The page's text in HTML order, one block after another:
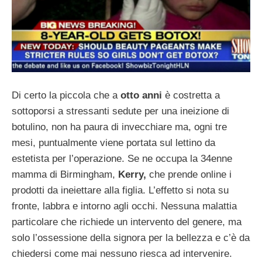
Di certo la piccola che a otto anni è costretta a
sottoporsi a stressanti sedute per una ineizione di
botulino, non ha paura di invecchiare ma, ogni tre
mesi, puntualmente viene portata sul lettino da
estetista per l’operazione. Se ne occupa la 34enne
mamma di Birmingham, Kerry, che prende online i
prodotti da ineiettare alla figlia. L’effetto si nota su
fronte, labbra e intorno agli occhi. Nessuna malattia
particolare che richiede un intervento del genere, ma
solo l’ossessione della signora per la bellezza e c’è da
chiedersi come mai nessuno riesca ad intervenire.